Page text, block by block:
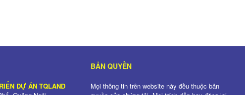
DỰ ÁN TQLAND
BẢN QUYỀN
Mọi thông tin trên website này đều thuộc bản